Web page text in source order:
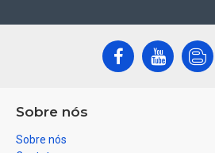
Sobre nós
Sobre nós